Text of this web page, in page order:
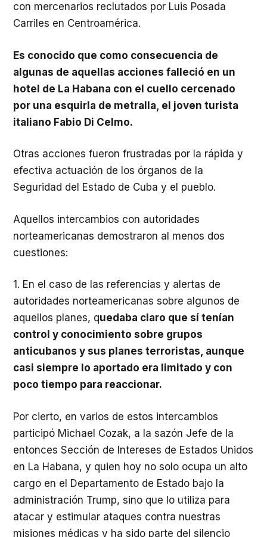
con mercenarios reclutados por Luis Posada
Carriles en Centroamérica.
Es conocido que como consecuencia de
algunas de aquellas acciones falleció en un
hotel de La Habana con el cuello cercenado
por una esquirla de metralla, el joven turista
italiano Fabio Di Celmo.
Otras acciones fueron frustradas por la rápida y
efectiva actuación de los órganos de la
Seguridad del Estado de Cuba y el pueblo.
Aquellos intercambios con autoridades
norteamericanas demostraron al menos dos
cuestiones:
1. En el caso de las referencias y alertas de
autoridades norteamericanas sobre algunos de
aquellos planes, quedaba claro que sí tenían
control y conocimiento sobre grupos
anticubanos y sus planes terroristas, aunque
casi siempre lo aportado era limitado y con
poco tiempo para reaccionar.
Por cierto, en varios de estos intercambios
participó Michael Cozak, a la sazón Jefe de la
entonces Sección de Intereses de Estados Unidos
en La Habana, y quien hoy no solo ocupa un alto
cargo en el Departamento de Estado bajo la
administración Trump, sino que lo utiliza para
atacar y estimular ataques contra nuestras
misiones médicas y ha sido parte del silencio